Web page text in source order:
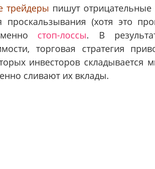
трейдеры пишут
проскальзывания (хотя это
стоп-лоссы. В
торговая стратегия
инвесторов складывается
сливают их вклады.